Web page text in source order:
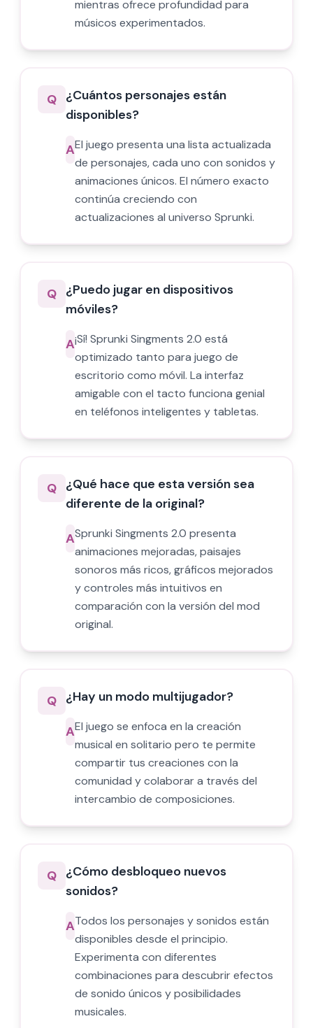
mientras ofrece profundidad para
músicos experimentados.
Q ¿Cuántos personajes están
disponibles?
AEl juego presenta una lista actualizada
de personajes, cada uno con sonidos y
animaciones únicos. El número exacto
continúa creciendo con
actualizaciones al universo Sprunki.
Q ¿Puedo jugar en dispositivos
móviles?
A¡Sí! Sprunki Singments 2.0 está
optimizado tanto para juego de
escritorio como móvil. La interfaz
amigable con el tacto funciona genial
en teléfonos inteligentes y tabletas.
Q ¿Qué hace que esta versión sea
diferente de la original?
ASprunki Singments 2.0 presenta
animaciones mejoradas, paisajes
sonoros más ricos, gráficos mejorados
y controles más intuitivos en
comparación con la versión del mod
original.
Q ¿Hay un modo multijugador?
AEl juego se enfoca en la creación
musical en solitario pero te permite
compartir tus creaciones con la
comunidad y colaborar a través del
intercambio de composiciones.
Q ¿Cómo desbloqueo nuevos
sonidos?
ATodos los personajes y sonidos están
disponibles desde el principio.
Experimenta con diferentes
combinaciones para descubrir efectos
de sonido únicos y posibilidades
musicales.